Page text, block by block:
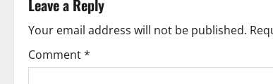
t
n
a
Leave a Reply
Your email address will not be published.
Comment*